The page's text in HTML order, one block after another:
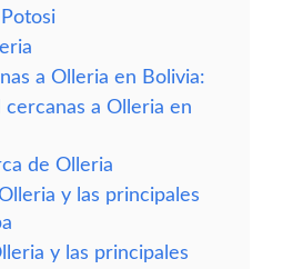
a Olleria en Bolivia:
cercanas a Olleria en
de Olleria
y las principales
y las principales